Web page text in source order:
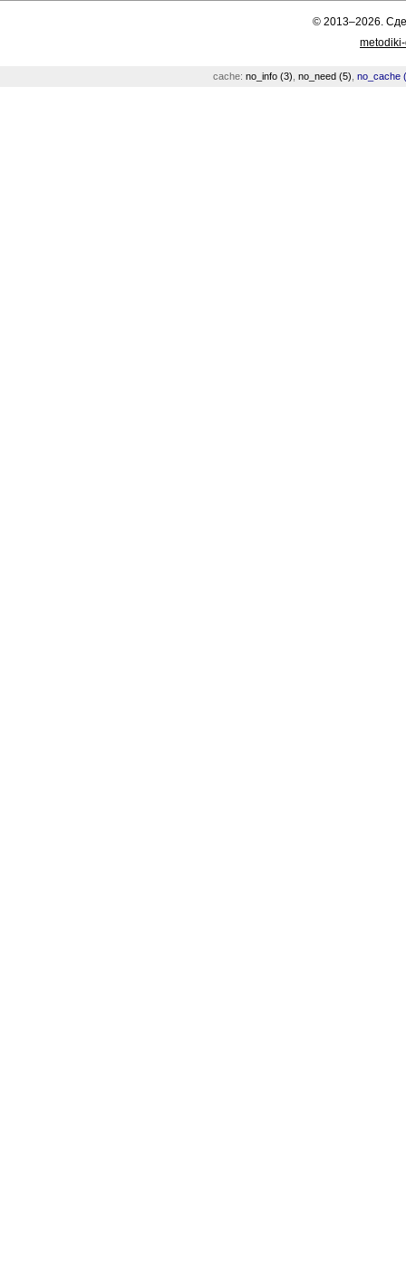
© 2013–2026.
cache: no_info (3) no_need (5) no_cache